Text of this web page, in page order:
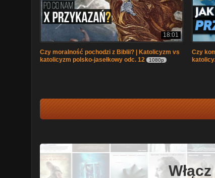
18:01
Czy moralność pochodzi z Biblii? | Katolicyzm vs
katolicyzm polsko-jasełkowy odc. 12
1080p
Czy